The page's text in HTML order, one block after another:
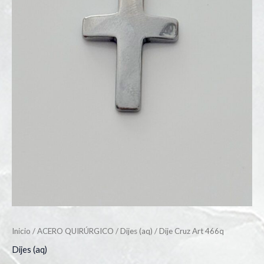
Inicio /ACERO QUIRÚRGICO /Dijes (aq) / Dije Cruz Art 466q
Dijes (aq)